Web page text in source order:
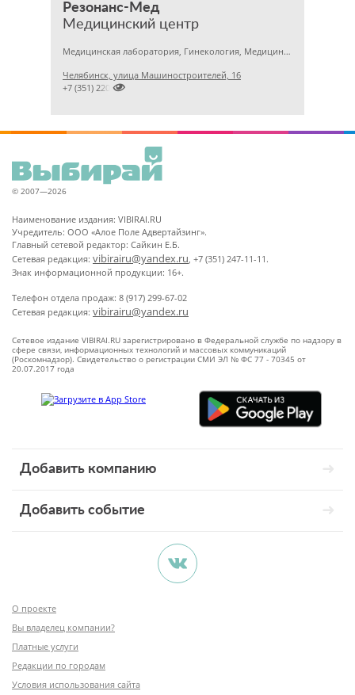
Резонанс-Мед
Медицинский центр
Медицинская лаборатория, Гинекология, Медицинский центр
Челябинск, улица Машиностроителей, 16

+7 (351) 2201031
© 2007—2026
Наименование издания: VIBIRAI.RU
Учредитель: ООО «Алое Поле Адвертайзинг».
Главный сетевой редактор: Сайкин Е.Б.
Сетевая редакция: vibirairu@yandex.ru, +7 (351) 247-11-11.
Знак информационной продукции: 16+.
Телефон отдела продаж: 8 (917) 299-67-02
Сетевая редакция: vibirairu@yandex.ru
Сетевое издание VIBIRAI.RU зарегистрировано в Федеральной службе по надзору в
сфере связи, информационных технологий и массовых коммуникаций
(Роскомнадзор). Свидетельство о регистрации СМИ ЭЛ № ФС 77 - 70345 от
20.07.2017 года
Добавить компанию
Добавить событие
О проекте
Вы владелец компании?
Платные услуги
Редакции по городам
Условия использования сайта